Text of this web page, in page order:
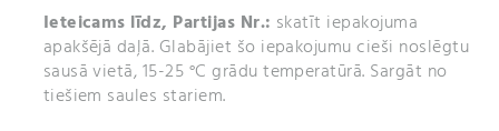
Ieteicams līdz, Partijas Nr.: skatīt iepakojuma
apakšējā daļā. Glabājiet šo iepakojumu cieši noslēgtu
sausā vietā, 15-25 °C grādu temperatūrā. Sargāt no
tiešiem saules stariem.